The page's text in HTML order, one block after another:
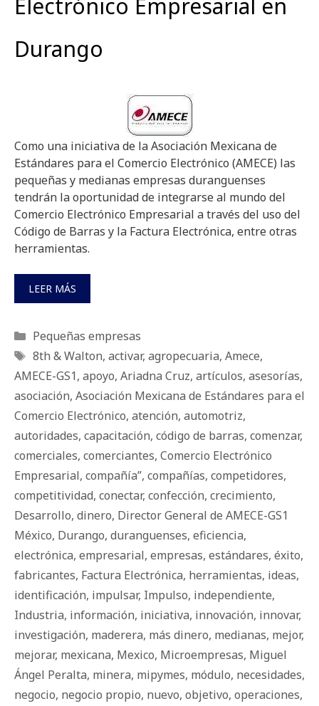
Electrónico Empresarial en
Durango
Como una iniciativa de la Asociación Mexicana de
Estándares para el Comercio Electrónico (AMECE) las
pequeñas y medianas empresas duranguenses
tendrán la oportunidad de integrarse al mundo del
Comercio Electrónico Empresarial a través del uso del
Código de Barras y la Factura Electrónica, entre otras
herramientas.
LEER MÁS
Categorías
Pequeñas empresas
Etiquetas
8th & Walton, activar, agropecuaria, Amece,
AMECE-GS1, apoyo, Ariadna Cruz, artículos, asesorí­as,
asociación, Asociación Mexicana de Estándares para el
Comercio Electrónico, atención, automotriz,
autoridades, capacitación, código de barras, comenzar,
comerciales, comerciantes, Comercio Electrónico
Empresarial, compañía”, compañías, competidores,
competitividad, conectar, confección, crecimiento,
Desarrollo, dinero, Director General de AMECE-GS1
México, Durango, duranguenses, eficiencia,
electrónica, empresarial, empresas, estándares, éxito,
fabricantes, Factura Electrónica, herramientas, ideas,
identificación, impulsar, Impulso, independiente,
Industria, información, iniciativa, innovación, innovar,
investigación, maderera, más dinero, medianas, mejor,
mejorar, mexicana, Mexico, Microempresas, Miguel
Ángel Peralta, minera, mipymes, módulo, necesidades,
negocio, negocio propio, nuevo, objetivo, operaciones,